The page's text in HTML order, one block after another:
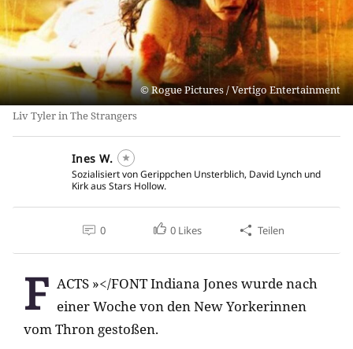
Rogue Pictures / Vertigo Entertainment
Liv Tyler in The Strangers
Ines W.
Sozialisiert von Gerippchen Unsterblich, David Lynch und
Kirk aus Stars Hollow.
0 0 Likes Teilen
F ACTS »</FONT Indiana Jones wurde nach
einer Woche von den New Yorkerinnen
vom Thron gestoßen.